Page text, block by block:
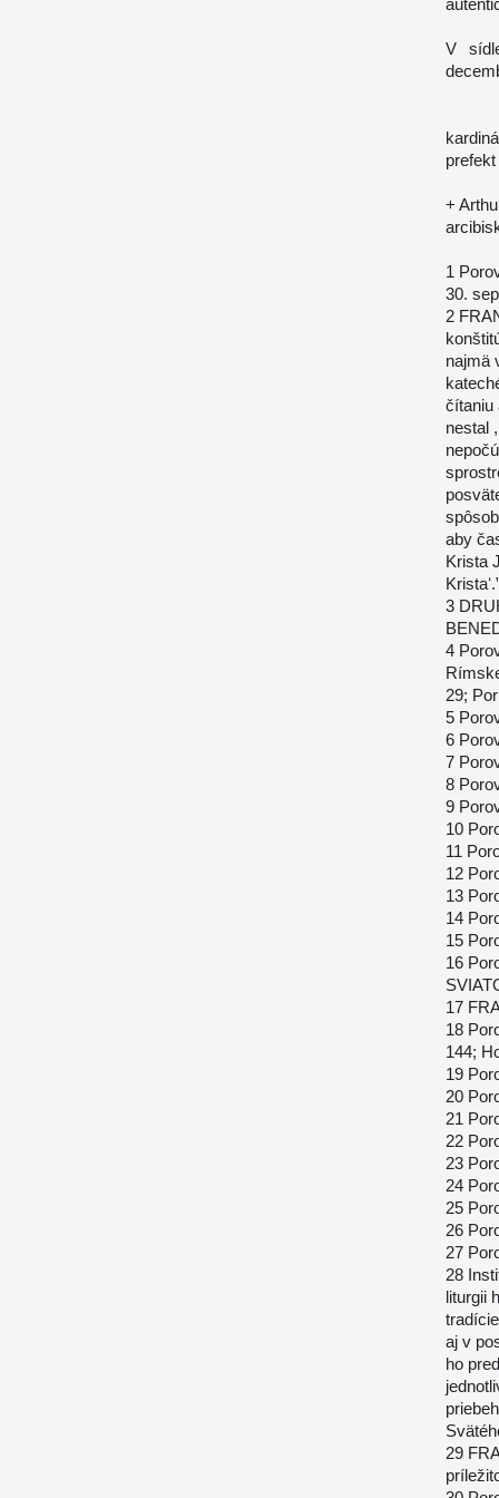
V
prefekt
+
1
30.
2
najmä
čítaniu
nestal
aby
Krista
3
4
29;
5
6
7
8
9
10
11
12
13
14
15
16
17
18
144;
19
20
21
22
23
24
25
26
27
28
liturgii
aj v
ho
29